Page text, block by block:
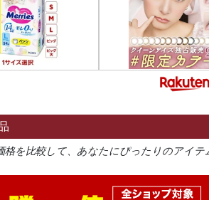
格を比較して、あなたにぴったりのアイテ